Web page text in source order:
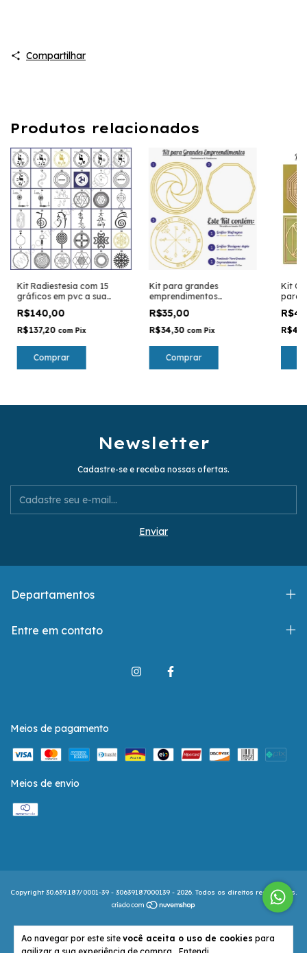
Ao navegar por este site você aceita o uso de cookies para
Compartilhar
Produtos relacionados
Kit Radiestesia com 15
gráficos em pvc a sua
R$140,00
R$137,20 com Pix
Kit para grandes
emprendimentos
R$35,00
R$34,30 com Pix
Kit
para
Newsletter
Cadastre-se e receba nossas ofertas.
Departamentos
Entre em contato
Meios de pagamento
Meios de envio
Copyright 30.639.187/0001-39 - 30639187000139 - 2026. Todos os direitos reservados.